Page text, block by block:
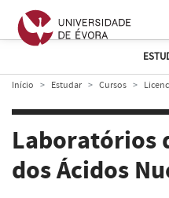
Início Estudar Cursos
Laboratórios
dos Ácidos